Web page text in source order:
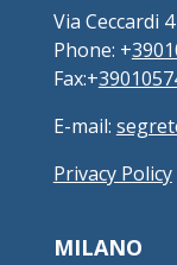
Via Ceccardi 4
Phone: +
Fax:+
E-mail:
Privacy Policy
MILANO